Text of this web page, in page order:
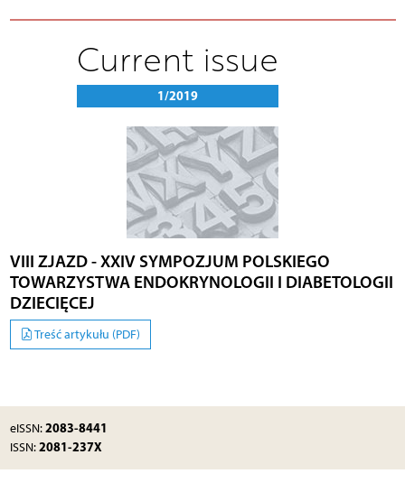
Current issue
1/2019
VIII ZJAZD - XXIV SYMPOZJUM POLSKIEGO
TOWARZYSTWA ENDOKRYNOLOGII I DIABETOLOGII
DZIECIĘCEJ
Treść artykułu (PDF)
eISSN:2083-8441
ISSN:2081-237X